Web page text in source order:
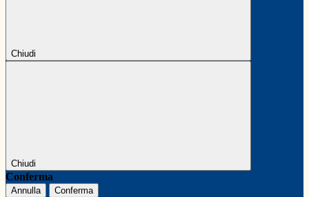
Chiudi
Chiudi
Conferma
Annulla Conferma